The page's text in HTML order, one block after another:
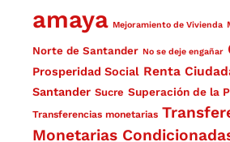
amaya Mejoramiento de Vivienda
Norte de Santander No se deje engañar
Prosperidad Social Renta
Santander Sucre Superación de la
Transferencias monetarias
Monetarias